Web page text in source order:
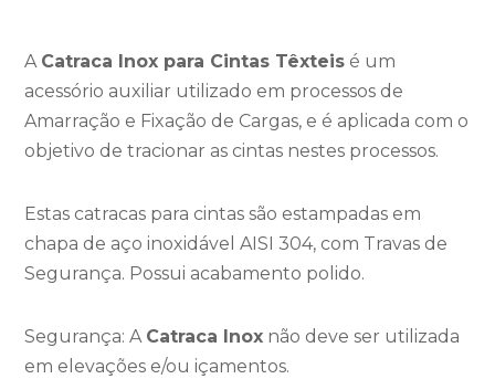
A Catraca Inox para Cintas Têxteis é um
acessório auxiliar utilizado em processos de
Amarração e Fixação de Cargas, e é aplicada com o
objetivo de tracionar as cintas nestes processos.
Estas catracas para cintas são estampadas em
chapa de aço inoxidável AISI 304, com Travas de
Segurança. Possui acabamento polido.
Segurança: A Catraca Inox não deve ser utilizada
em elevações e/ou içamentos.